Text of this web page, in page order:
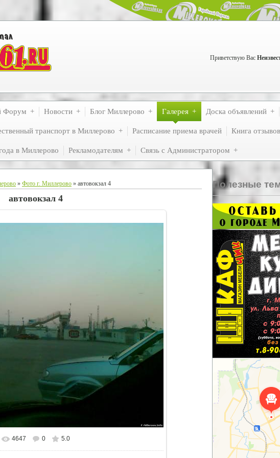
Приветствую Вас
Форум Новости Блог Миллерово Галерея Доска объявлений
транспорт в Миллерово Расписание приема врачей Книга
в Миллерово Рекламодателям Связь с Администратором
» Фото г. Миллерово » автовокзал 4
автовокзал 4
размере 1280x1024
4647 0 5.0
Полезные